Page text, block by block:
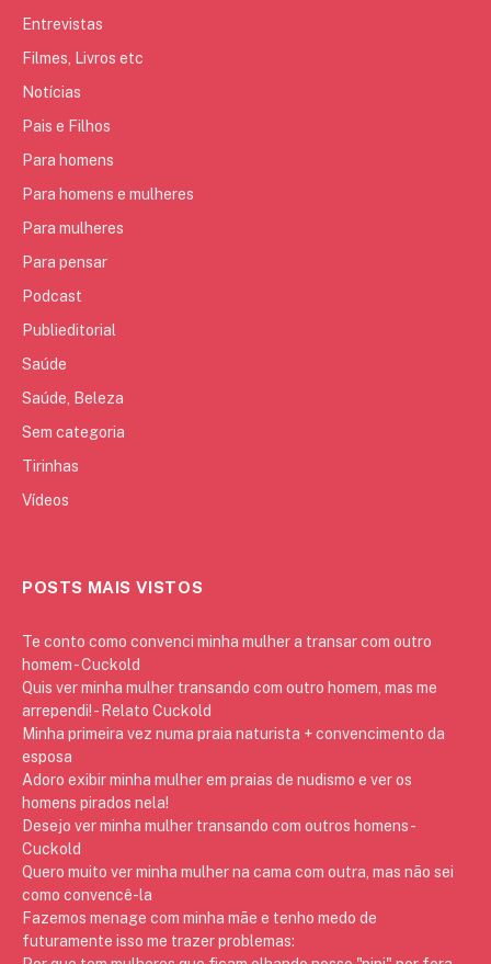
Entrevistas
Filmes, Livros etc
Notícias
Pais e Filhos
Para homens
Para homens e mulheres
Para mulheres
Para pensar
Podcast
Publieditorial
Saúde
Saúde, Beleza
Sem categoria
Tirinhas
Vídeos
POSTS MAIS VISTOS
Te conto como convenci minha mulher a transar com outro
homem - Cuckold
Quis ver minha mulher transando com outro homem, mas me
arrependi! - Relato Cuckold
Minha primeira vez numa praia naturista + convencimento da
esposa
Adoro exibir minha mulher em praias de nudismo e ver os
homens pirados nela!
Desejo ver minha mulher transando com outros homens -
Cuckold
Quero muito ver minha mulher na cama com outra, mas não sei
como convencê-la
Fazemos menage com minha mãe e tenho medo de
futuramente isso me trazer problemas: